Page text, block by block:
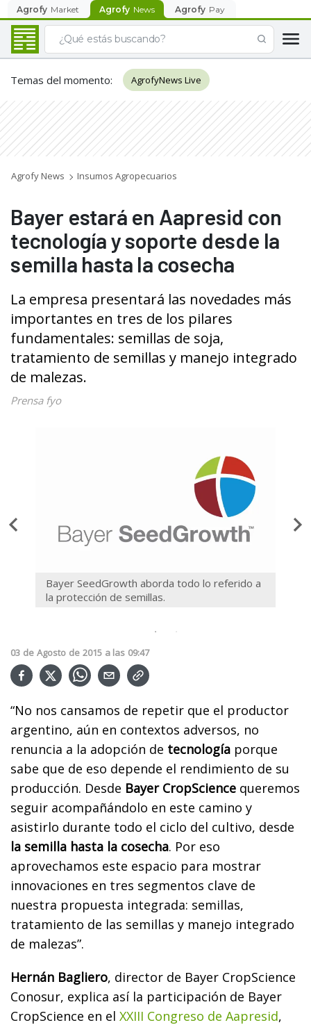
Agrofy Market Agrofy News Agrofy Pay
Temas del momento: AgrofyNews Live
Agrofy News Insumos Agropecuarios
Bayer estará en Aapresid con
tecnología y soporte desde la
semilla hasta la cosecha
La empresa presentará las novedades más
importantes en tres de los pilares
fundamentales: semillas de soja,
tratamiento de semillas y manejo integrado
de malezas.
Prensa fyo
Bayer SeedGrowth aborda todo lo referido a
la protección de semillas.
03 de Agosto de 2015 a las 09:47
“No nos cansamos de repetir que el productor
argentino, aún en contextos adversos, no
renuncia a la adopción de tecnología porque
sabe que de eso depende el rendimiento de su
producción. Desde Bayer CropScience queremos
seguir acompañándolo en este camino y
asistirlo durante todo el ciclo del cultivo, desde
la semilla hasta la cosecha. Por eso
aprovechamos este espacio para mostrar
innovaciones en tres segmentos clave de
nuestra propuesta integrada: semillas,
tratamiento de las semillas y manejo integrado
de malezas”.
Hernán Bagliero, director de Bayer CropScience
Conosur, explica así la participación de Bayer
CropScience en el XXIII Congreso de Aapresid,